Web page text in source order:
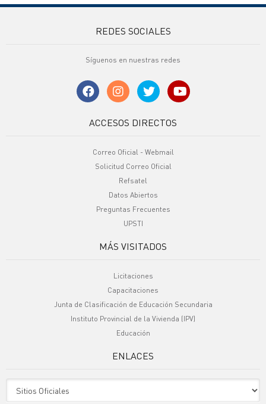
REDES SOCIALES
Síguenos en nuestras redes
ACCESOS DIRECTOS
Correo Oficial - Webmail
Solicitud Correo Oficial
Refsatel
Datos Abiertos
Preguntas Frecuentes
UPSTI
MÁS VISITADOS
Licitaciones
Capacitaciones
Junta de Clasificación de Educación Secundaria
Instituto Provincial de la Vivienda (IPV)
Educación
ENLACES